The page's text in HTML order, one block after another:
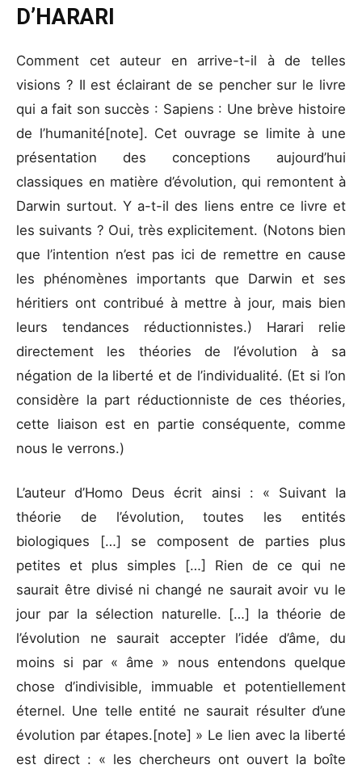
D’HARARI
Comment cet auteur en arrive-t-il à de telles
visions ? Il est éclairant de se pencher sur le livre
qui a fait son succès : Sapiens : Une brève histoire
de l’humanité[note]. Cet ouvrage se limite à une
présentation des conceptions aujourd’hui
classiques en matière d’évolution, qui remontent à
Darwin surtout. Y a-t-il des liens entre ce livre et
les suivants ? Oui, très explicitement. (Notons bien
que l’intention n’est pas ici de remettre en cause
les phénomènes importants que Darwin et ses
héritiers ont contribué à mettre à jour, mais bien
leurs tendances réductionnistes.) Harari relie
directement les théories de l’évolution à sa
négation de la liberté et de l’individualité. (Et si l’on
considère la part réductionniste de ces théories,
cette liaison est en partie conséquente, comme
nous le verrons.)
L’auteur d’Homo Deus écrit ainsi : « Suivant la
théorie de l’évolution, toutes les entités
biologiques […] se composent de parties plus
petites et plus simples […] Rien de ce qui ne
saurait être divisé ni changé ne saurait avoir vu le
jour par la sélection naturelle. […] la théorie de
l’évolution ne saurait accepter l’idée d’âme, du
moins si par « âme » nous entendons quelque
chose d’indivisible, immuable et potentiellement
éternel. Une telle entité ne saurait résulter d’une
évolution par étapes.[note] » Le lien avec la liberté
est direct : « les chercheurs ont ouvert la boîte